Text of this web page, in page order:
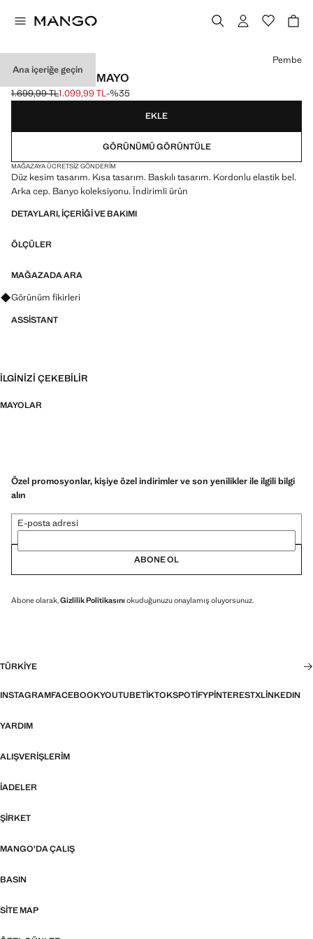
Ana içeriğe geçin
DESENLI ŞORT MAYO
Üstü çizili ilk fiyat [1.699,99 TL ]
1.699,99 TL
Güncel fiyat [1.099,99 TL ]
1.099,99 TL-%35
Bir renk seçin
Pembe
EKLE
GÖRÜNÜMÜ GÖRÜNTÜLE
MAĞAZAYA ÜCRETSIZ GÖNDERIM
Düz kesim tasarım. Kısa tasarım. Baskılı tasarım. Kordonlu elastik bel.
Arka cep. Banyo koleksiyonu. İndirimli ürün
DETAYLARI, IÇERIĞI VE BAKIMI
ÖLÇÜLER
MAĞAZADA ARA
Görünümler, ürünler ve trendler hakkında sorular sorun
Görünüm fikirleri
ASSISTANT
İLGINIZI ÇEKEBILIR
MAYOLAR
Özel promosyonlar, kişiye özel indirimler ve son yenilikler ile ilgili bilgi
alın
E-posta adresi
ABONE OL
Abone olarak,Gizlilik Politikasını okuduğunuzu onaylamış oluyorsunuz.
TÜRKIYE
INSTAGRAMFACEBOOKYOUTUBETIKTOKSPOTIFYPINTERESTXLINKEDIN
YARDIM
ALIŞVERIŞLERIM
İADELER
ŞIRKET
MANGO'DA ÇALIŞ
BASIN
SITE MAP